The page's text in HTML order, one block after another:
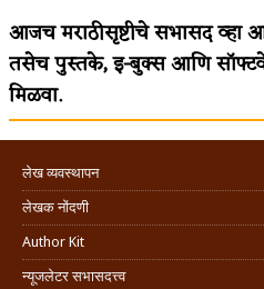
आजच मराठीसृष्टीचे सभासद व्हा
तसेच पुस्तके, इ-बुक्स आणि
मिळवा.
लेख व्यवस्थापन
लेखक नोंदणी
Author Kit
न्यूजलेटर सभासदत्त्व